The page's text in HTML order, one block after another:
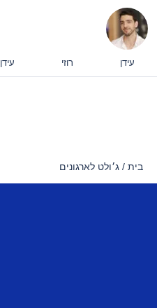
עידן רוזי עידן
בית / ג׳ולט לארגונים